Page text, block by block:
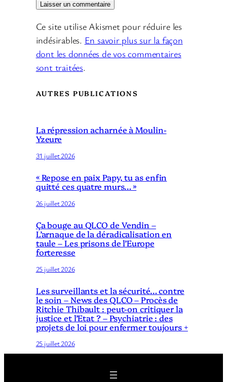
Ce site utilise Akismet pour réduire les
indésirables. En savoir plus sur la façon
dont les données de vos commentaires
sont traitées.
AUTRES PUBLICATIONS
La répression acharnée à Moulin-
Yzeure
31 juillet 2026
« Repose en paix Papy, tu as enfin
quitté ces quatre murs… »
26 juillet 2026
Ça bouge au QLCO de Vendin –
L’arnaque de la déradicalisation en
taule – Les prisons de l’Europe
forteresse
25 juillet 2026
Les surveillants et la sécurité… contre
le soin – News des QLCO – Procès de
Ritchie Thibault : peut-on critiquer la
justice et l’Etat ? – Psychiatrie : des
projets de loi pour enfermer toujours +
25 juillet 2026